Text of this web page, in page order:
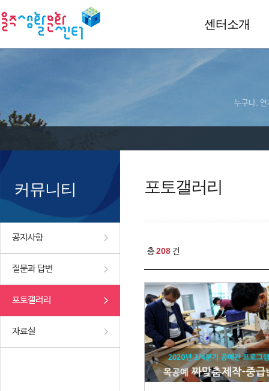
센터소개
누구나, 언
커뮤니티
공지사항
질문과 답변
포토갤러리
자료실
포토갤러리
총208 건